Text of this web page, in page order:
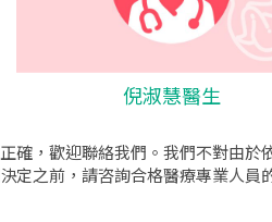
倪淑慧醫生
確，歡迎聯絡我們。我們不對由於
定之前，請咨詢合格醫療專業人員